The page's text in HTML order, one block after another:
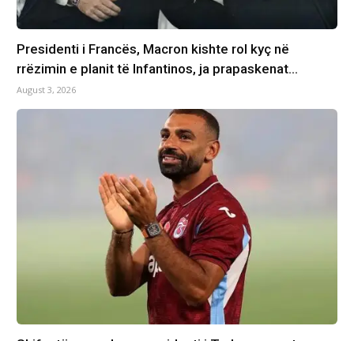
Presidenti i Francës, Macron kishte rol kyç në
rrëzimin e planit të Infantinos, ja prapaskenat…
August 3, 2026